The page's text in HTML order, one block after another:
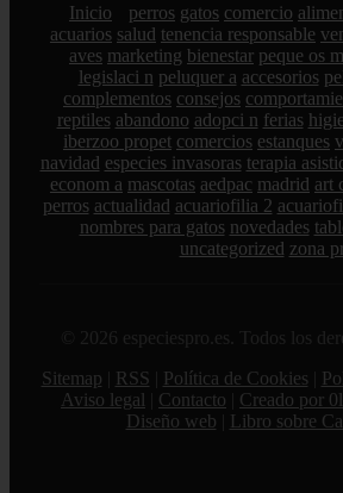
Inicio perros gatos comercio
acuarios salud tenencia responsable
aves marketing bienestar peque os
legislaci n peluquer a accesorios
complementos consejos
reptiles abandono adopci n ferias
iberzoo propet comercios estanques
navidad especies invasoras terapia
econom a mascotas aedpac madrid art
perros actualidad acuariofilia 2
nombres para gatos novedades
uncategorized zona
© 2026 especiespro.es. Todos los
Sitemap
RSS Política de Cookies
Aviso legal
Contacto
Creado por
Diseño web
Libro sobre